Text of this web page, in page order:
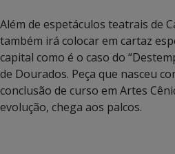
Além de espetáculos teatrais de
também irá colocar em cartaz
capital como é o caso do
de Dourados. Peça que nasceu
conclusão de curso em Artes
evolução, chega aos palcos.